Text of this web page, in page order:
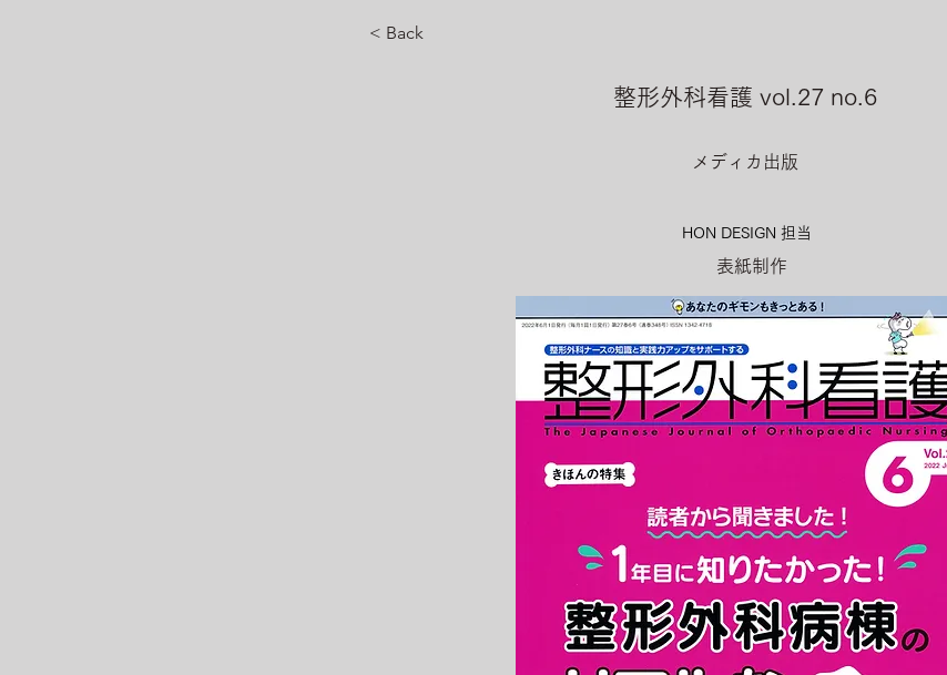
< Back
整形外科看護 vol.27 no.6
メディカ出版
HON DESIGN​ 担当
表紙制作